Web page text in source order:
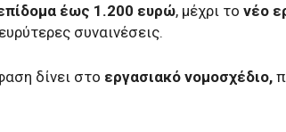
έως 1.200 ευρώ, μέχρι το νέο
συναινέσεις.
δίνει στο εργασιακό νομοσχέδιο,